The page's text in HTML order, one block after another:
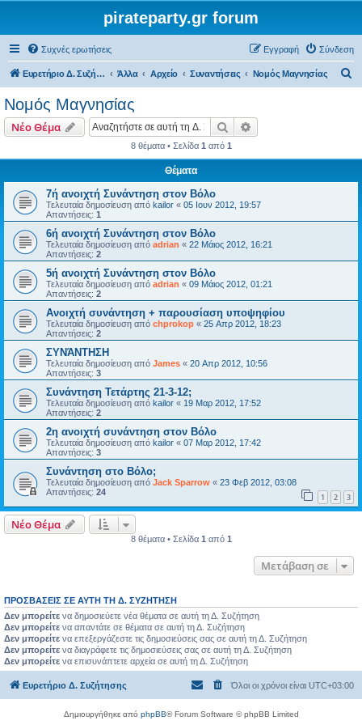
pirateparty.gr forum
Συχνές ερωτήσεις Σύνδεση
Εγγραφή
Ευρετήριο Δ. Συζήτησης Άλλα Αρχείο Συναντήσεις Νομός Μαγνησίας‎
Νομός Μαγνησίας‎
Νέο Θέμα Αναζήτηση
8 θέματα • Σελίδα 1 από 1
Θέματα
7ή ανοιχτή Συνάντηση στον Βόλο
Τελευταία δημοσίευση από kailor « 05 Ιουν 2012, 19:57
Απαντήσεις: 1
6ή ανοιχτή Συνάντηση στον Βόλο
Τελευταία δημοσίευση από adrian « 22 Μάιος 2012, 16:21
Απαντήσεις: 2
5ή ανοιχτή Συνάντηση στον Βόλο
Τελευταία δημοσίευση από adrian « 09 Μάιος 2012, 01:21
Απαντήσεις: 2
Ανοιχτή συνάντηση + παρουσίαση υποψηφίου
Τελευταία δημοσίευση από chprokop « 25 Απρ 2012, 18:23
Απαντήσεις: 2
ΣΥΝΆΝΤΗΣΗ
Τελευταία δημοσίευση από James « 20 Απρ 2012, 10:56
Απαντήσεις: 3
Συνάντηση Τετάρτης 21-3-12;
Τελευταία δημοσίευση από kailor « 19 Μαρ 2012, 17:52
Απαντήσεις: 2
2η ανοιχτή συνάντηση στον Βόλο
Τελευταία δημοσίευση από kailor « 07 Μαρ 2012, 17:42
Απαντήσεις: 3
Συνάντηση στο Βόλο;
Τελευταία δημοσίευση από Jack Sparrow « 23 Φεβ 2012, 03:08
Απαντήσεις: 24 1 2 3
Νέο Θέμα
8 θέματα • Σελίδα 1 από 1
Μετάβαση σε
ΠΡΟΣΒΆΣΕΙΣ ΣΕ ΑΥΤΉ ΤΗ Δ. ΣΥΖΉΤΗΣΗ
Δεν μπορείτε να δημοσιεύετε νέα θέματα σε αυτή τη Δ. Συζήτηση
Δεν μπορείτε να απαντάτε σε θέματα σε αυτή τη Δ. Συζήτηση
Δεν μπορείτε να επεξεργάζεστε τις δημοσιεύσεις σας σε αυτή τη Δ. Συζήτηση
Δεν μπορείτε να διαγράφετε τις δημοσιεύσεις σας σε αυτή τη Δ. Συζήτηση
Δεν μπορείτε να επισυνάπτετε αρχεία σε αυτή τη Δ. Συζήτηση
Ευρετήριο Δ. Συζήτησης Όλοι οι χρόνοι είναι UTC+03:00
Δημιουργήθηκε από phpBB® Forum Software © phpBB Limited